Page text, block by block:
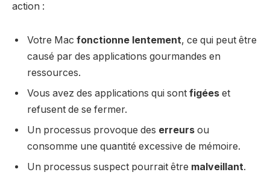
action :
Votre Mac fonctionne lentement, ce qui peut être
causé par des applications gourmandes en
ressources.
Vous avez des applications qui sont figées et
refusent de se fermer.
Un processus provoque des erreurs ou
consomme une quantité excessive de mémoire.
Un processus suspect pourrait être malveillant.